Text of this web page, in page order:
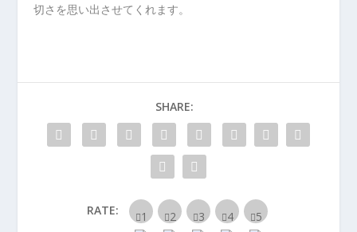
切さを思い出させてくれます。
SHARE:
RATE: